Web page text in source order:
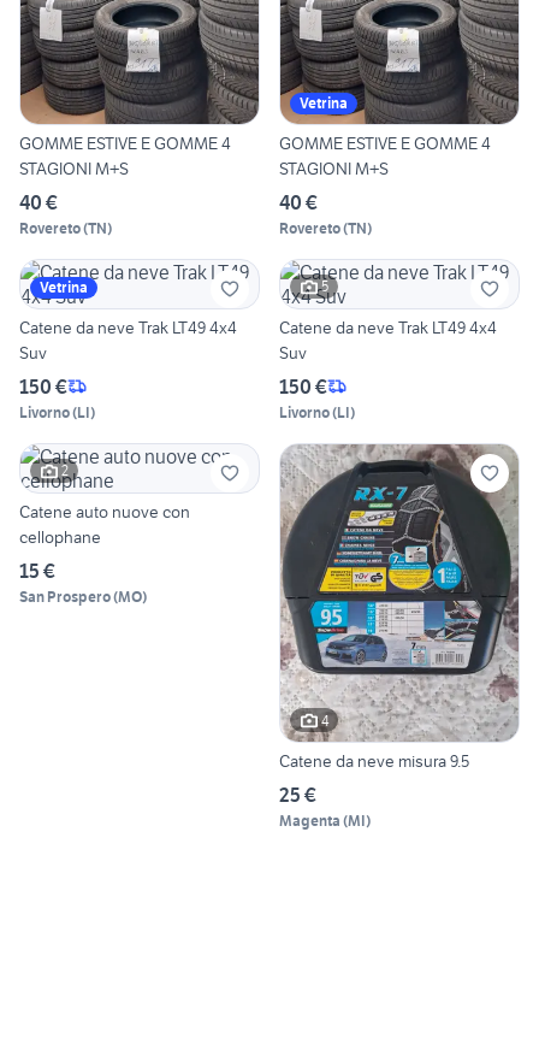
GOMME ESTIVE E GOMME 4
STAGIONI M+S
40 €
Rovereto(TN)
Vetrina
GOMME ESTIVE E GOMME 4
STAGIONI M+S
40 €
Rovereto(TN)
Vetrina
Catene da neve Trak LT49 4x4
Suv
150 €
Livorno(LI)
5
Catene da neve Trak LT49 4x4
Suv
150 €
Livorno(LI)
2
Catene auto nuove con
cellophane
15 €
San Prospero(MO)
4
Catene da neve misura 9.5
25 €
Magenta (MI)